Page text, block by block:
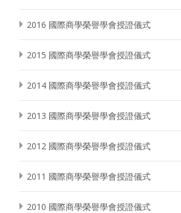
2016 國際商學榮譽學會授證儀式
2015 國際商學榮譽學會授證儀式
2014 國際商學榮譽學會授證儀式
2013 國際商學榮譽學會授證儀式
2012 國際商學榮譽學會授證儀式
2011 國際商學榮譽學會授證儀式
2010 國際商學榮譽學會授證儀式